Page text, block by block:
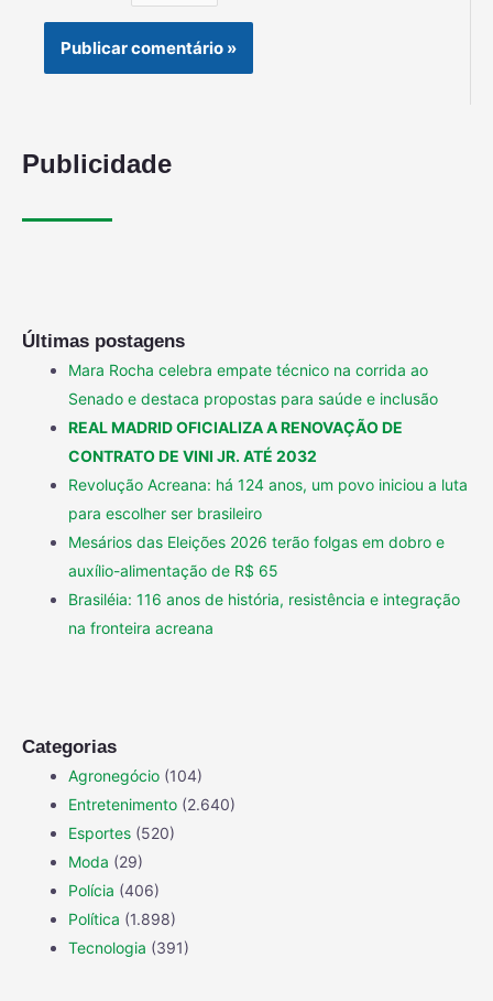
Publicidade
Últimas postagens
Mara Rocha celebra empate técnico na corrida ao
Senado e destaca propostas para saúde e inclusão
REAL MADRID OFICIALIZA A RENOVAÇÃO DE
CONTRATO DE VINI JR. ATÉ 2032
Revolução Acreana: há 124 anos, um povo iniciou a luta
para escolher ser brasileiro
Mesários das Eleições 2026 terão folgas em dobro e
auxílio-alimentação de R$ 65
Brasiléia: 116 anos de história, resistência e integração
na fronteira acreana
Categorias
Agronegócio (104)
Entretenimento (2.640)
Esportes (520)
Moda (29)
Polícia (406)
Política (1.898)
Tecnologia (391)